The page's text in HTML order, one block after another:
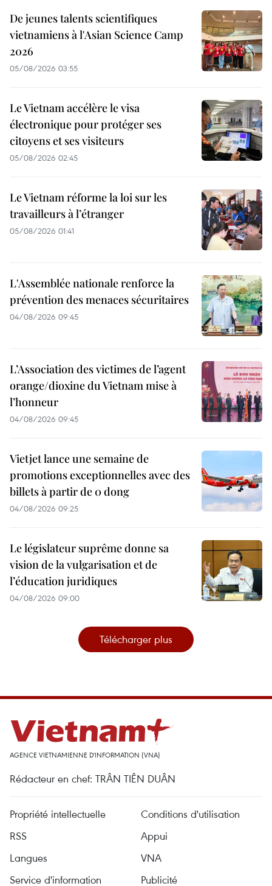
De jeunes talents scientifiques
vietnamiens à l'Asian Science Camp
2026
05/08/2026 03:55
Le Vietnam accélère le visa
électronique pour protéger ses
citoyens et ses visiteurs
05/08/2026 02:45
Le Vietnam réforme la loi sur les
travailleurs à l’étranger
05/08/2026 01:41
L'Assemblée nationale renforce la
prévention des menaces sécuritaires
04/08/2026 09:45
L’Association des victimes de l’agent
orange/dioxine du Vietnam mise à
l’honneur
04/08/2026 09:45
Vietjet lance une semaine de
promotions exceptionnelles avec des
billets à partir de 0 dong
04/08/2026 09:25
Le législateur suprême donne sa
vision de la vulgarisation et de
l’éducation juridiques
04/08/2026 09:00
Télécharger plus
AGENCE VIETNAMIENNE D'INFORMATION (VNA)
Rédacteur en chef: TRÂN TIÊN DUÂN
Propriété intellectuelle
Conditions d'utilisation
RSS
Appui
Langues
VNA
Service d'information
Publicité